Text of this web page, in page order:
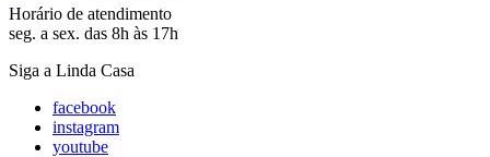
Horário de atendimento
seg. a sex. das 8h às 17h
Siga a Linda Casa
facebook
instagram
youtube